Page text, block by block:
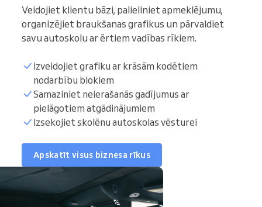
Veidojiet klientu bāzi, palieliniet apmeklējumu,
organizējiet braukšanas grafikus un pārvaldiet
savu autoskolu ar ērtiem vadības rīkiem.
Izveidojiet grafiku ar krāsām kodētiem
nodarbību blokiem
Samaziniet neierašanās gadījumus ar
pielāgotiem atgādinājumiem
Izsekojiet skolēnu autoskolas vēsturei
Apskatīt visus biznesa rīkus